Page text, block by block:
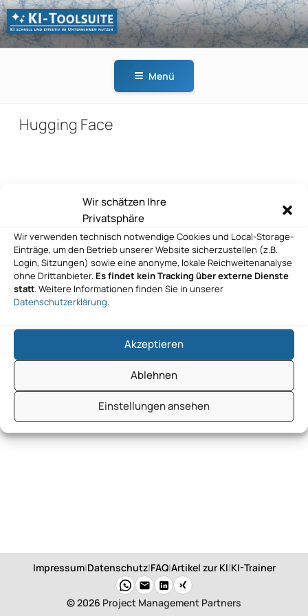
Wir schätzen Ihre
Privatsphäre
Wir verwenden technisch notwendige Cookies und Local-Storage-
Einträge, um den Betrieb unserer Website sicherzustellen (z.B.
Login, Sitzungen) sowie eine anonyme, lokale Reichweitenanalyse
ohne Drittanbieter. Es findet kein Tracking über externe Dienste
statt. Weitere Informationen finden Sie in unserer
Datenschutzerklärung.
Akzeptieren
Ablehnen
Einstellungen ansehen
Zum
Inhalt
springen
KI-
Menü
Hugging Face
Beitragsnavigation
Hugging Face
Nächster
Beitrag
WEITER
Hugging Face
Impressum|Datenschutz|FAQ|Artikel zur KI|KI-Trainer
© 2026 Project Management Partners